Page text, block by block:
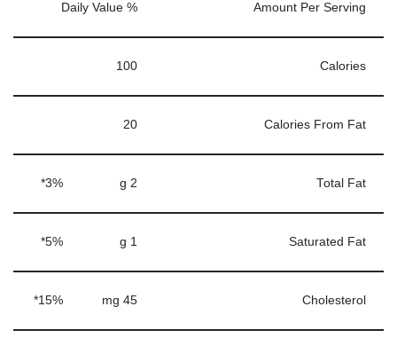
Amount Per Serving
% Daily Value
Calories
100
Calories From Fat
20
Total Fat
2 g
3%*
Saturated Fat
1 g
5%*
Cholesterol
45 mg
15%*